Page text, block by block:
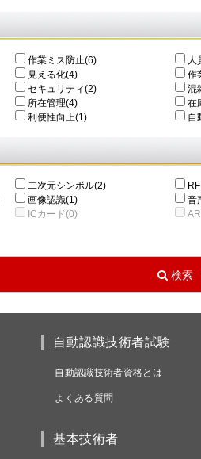
作業ミス防止(6)
人
⾒える化(4)
作
セキュリティ(2)
混
所在管理(4)
在
利便性向上(1) 自
二次元シンボル(2)
画像認識(1)
音
ICカード(0)
自動認識技術者試験
自動認識技術者資格とは
よくある質問
基本技術者